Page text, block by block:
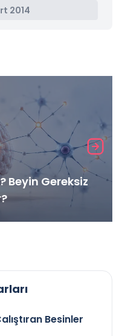
2014
Beyin Gereksiz
Besinler